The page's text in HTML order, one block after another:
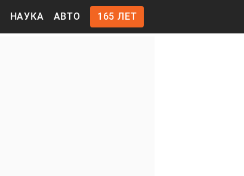
НАУКА АВТО 165 ЛЕТ